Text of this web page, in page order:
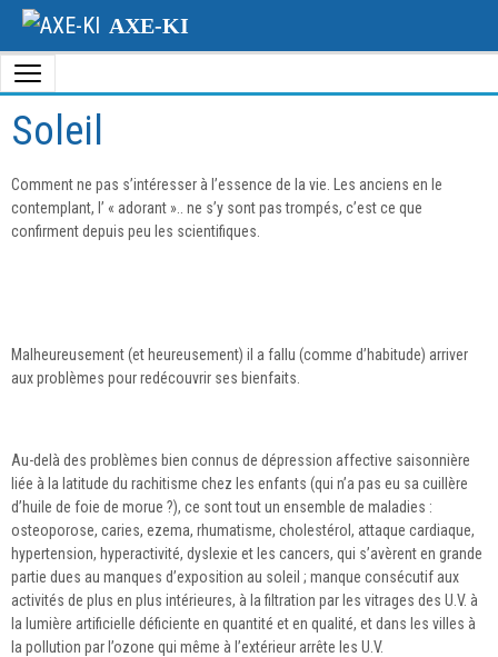
AXE-KI
Soleil
Comment ne pas s’intéresser à l’essence de la vie. Les anciens en le
contemplant, l’ « adorant ».. ne s’y sont pas trompés, c’est ce que
confirment depuis peu les scientifiques.
Malheureusement (et heureusement) il a fallu (comme d’habitude) arriver
aux problèmes pour redécouvrir ses bienfaits.
Au-delà des problèmes bien connus de dépression affective saisonnière
liée à la latitude du rachitisme chez les enfants (qui n’a pas eu sa cuillère
d’huile de foie de morue ?), ce sont tout un ensemble de maladies :
osteoporose, caries, ezema, rhumatisme, cholestérol, attaque cardiaque,
hypertension, hyperactivité, dyslexie et les cancers, qui s’avèrent en grande
partie dues au manques d’exposition au soleil ; manque consécutif aux
activités de plus en plus intérieures, à la filtration par les vitrages des U.V. à
la lumière artificielle déficiente en quantité et en qualité, et dans les villes à
la pollution par l’ozone qui même à l’extérieur arrête les U.V.